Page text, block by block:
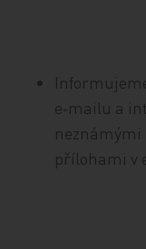
e‑mailu a
neznámými
přílohami v